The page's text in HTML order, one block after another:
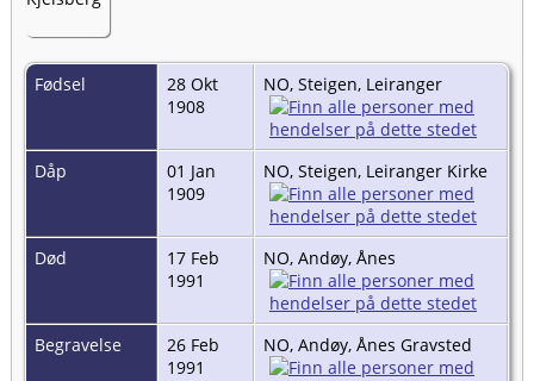
Fødsel
28 Okt
1908
NO, Steigen, Leiranger
Dåp
01 Jan
1909
NO, Steigen, Leiranger Kirke
Død
17 Feb
1991
NO, Andøy, Ånes
Begravelse
26 Feb
1991
NO, Andøy, Ånes Gravsted